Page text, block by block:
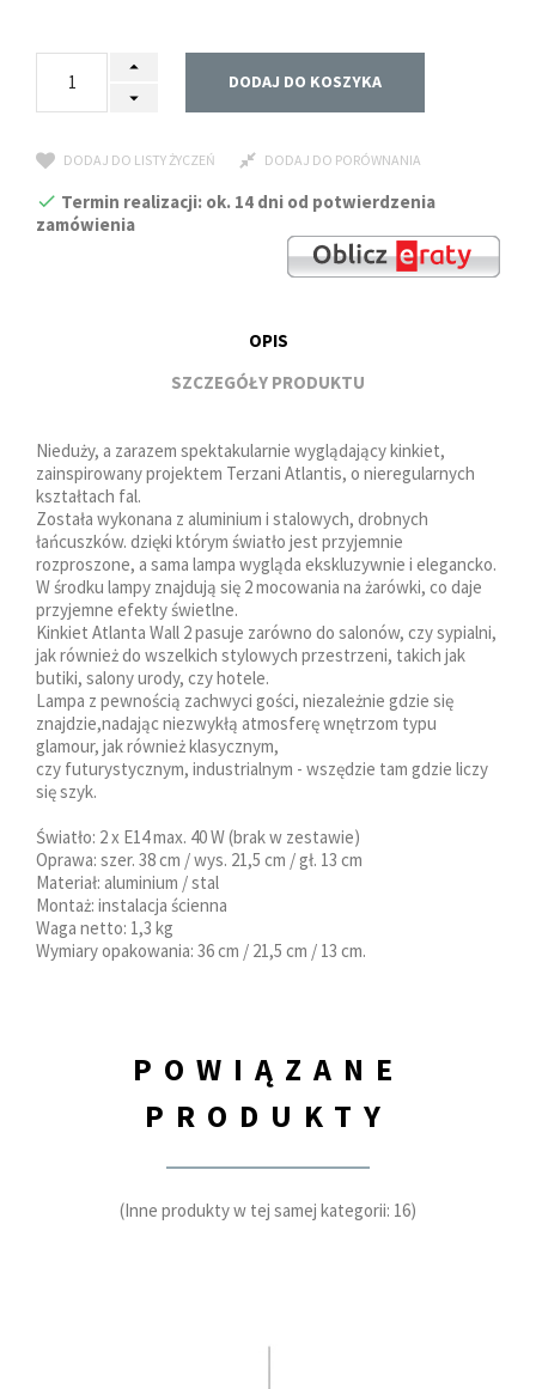
DODAJ DO KOSZYKA
DODAJ DO LISTY ŻYCZEŃ DODAJ DO PORÓWNANIA
Termin realizacji: ok. 14 dni od potwierdzenia
zamówienia
OPIS
SZCZEGÓŁY PRODUKTU
Nieduży, a zarazem spektakularnie wyglądający kinkiet,
zainspirowany projektem Terzani Atlantis, o nieregularnych
kształtach fal.
Została wykonana z aluminium i stalowych, drobnych
łańcuszków. dzięki którym światło jest przyjemnie
rozproszone, a sama lampa wygląda ekskluzywnie i elegancko.
W środku lampy znajdują się 2 mocowania na żarówki, co daje
przyjemne efekty świetlne.
Kinkiet Atlanta Wall 2 pasuje zarówno do salonów, czy sypialni,
jak również do wszelkich stylowych przestrzeni, takich jak
butiki, salony urody, czy hotele.
Lampa z pewnością zachwyci gości, niezależnie gdzie się
znajdzie,nadając niezwykłą atmosferę wnętrzom typu
glamour, jak również klasycznym,
czy futurystycznym, industrialnym - wszędzie tam gdzie liczy
się szyk.
Światło: 2 x E14 max. 40 W (brak w zestawie)
Oprawa: szer. 38 cm / wys. 21,5 cm / gł. 13 cm
Materiał: aluminium / stal
Montaż: instalacja ścienna
Waga netto: 1,3 kg
Wymiary opakowania: 36 cm / 21,5 cm / 13 cm.
POWIĄZANE
PRODUKTY
(Inne produkty w tej samej kategorii: 16)